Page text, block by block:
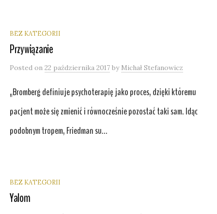
BEZ KATEGORII
Przywiązanie
Posted on 22 października 2017 by Michał Stefanowicz
„Bromberg definiuje psychoterapię jako proces, dzięki któremu
pacjent może się zmienić i równocześnie pozostać taki sam. Idąc
podobnym tropem, Friedman su...
BEZ KATEGORII
Yalom